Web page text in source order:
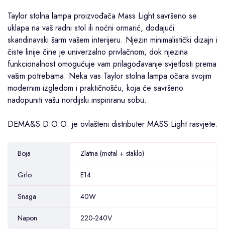
Taylor stolna lampa proizvođača Mass Lightsavršeno se
uklapa na vaš radni stol ili noćni ormarić, dodajući
skandinavski šarm vašem interijeru. Njezin minimalistički dizajn i
čiste linije čine je univerzalno privlačnom, dok njezina
funkcionalnost omogućuje vam prilagođavanje svjetlosti prema
vašim potrebama. Neka vas Taylor stolna lampa očara svojim
modernim izgledom i praktičnošću, koja će savršeno
nadopuniti vašu nordijski inspiriranu sobu.
DEMA&S D.O.O. je ovlašteni distributer MASS Light rasvjete.
Boja Zlatna (metal + staklo)
Grlo E14
Snaga 40W
Napon 220-240V